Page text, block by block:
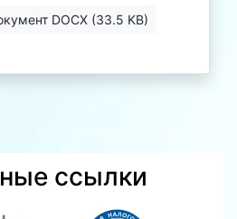
DOCX (33.5 KB)
ссылки